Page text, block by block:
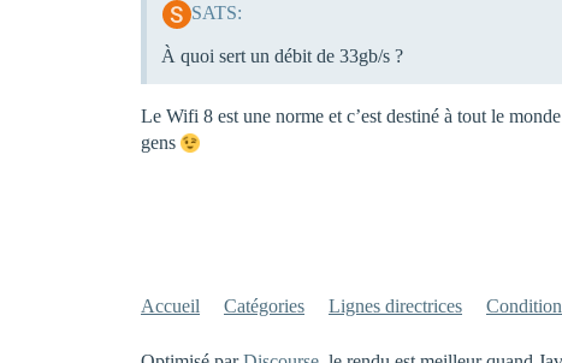
SATS:
À quoi sert un débit de 33gb/s ?
Le Wifi 8 est une norme et c’est destiné à tout le
gens
Accueil Catégories Lignes directrices